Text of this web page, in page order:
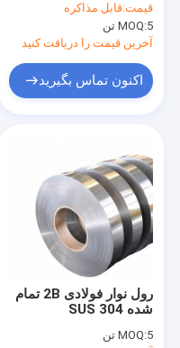
آستنیتی
قیمت:قابل مذاکره
MOQ:5 تن
آخرین قیمت را دریافت کنید
اکنون تماس بگیرید
رول نوار فولادی 2B تمام
شده SUS 304
MOQ:5 تن